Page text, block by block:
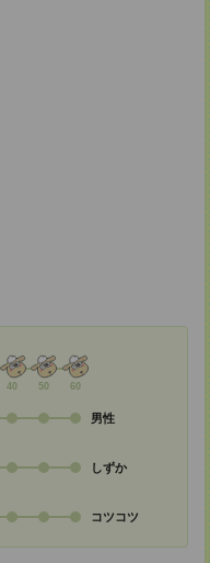
40 50 60
男性
しずか
コツコツ